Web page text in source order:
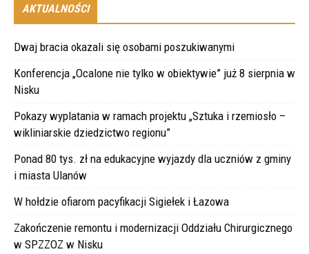
AKTUALNOŚCI
Dwaj bracia okazali się osobami poszukiwanymi
Konferencja „Ocalone nie tylko w obiektywie” już 8 sierpnia w
Nisku
Pokazy wyplatania w ramach projektu „Sztuka i rzemiosło –
wikliniarskie dziedzictwo regionu”
Ponad 80 tys. zł na edukacyjne wyjazdy dla uczniów z gminy
i miasta Ulanów
W hołdzie ofiarom pacyfikacji Sigiełek i Łazowa
Zakończenie remontu i modernizacji Oddziału Chirurgicznego
w SPZZOZ w Nisku